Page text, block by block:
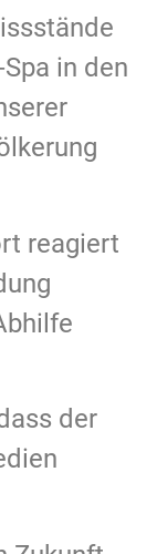
in den
reagiert
der